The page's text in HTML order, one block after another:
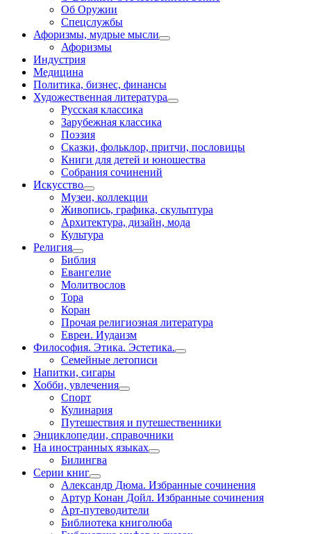
Об Оружии
Спецслужбы
Афоризмы, мудрые мысли
Афоризмы
Индустрия
Медицина
Политика, бизнес, финансы
Художественная литература
Русская классика
Зарубежная классика
Поэзия
Сказки, фольклор, притчи, пословицы
Книги для детей и юношества
Собрания сочинений
Искусство
Музеи, коллекции
Живопись, графика, скульптура
Архитектура, дизайн, мода
Культура
Религия
Библия
Евангелие
Молитвослов
Тора
Коран
Прочая религиозная литература
Евреи. Иудаизм
Философия. Этика. Эстетика.
Семейные летописи
Напитки, сигары
Хобби, увлечения
Спорт
Кулинария
Путешествия и путешественники
Энциклопедии, справочники
На иностранных языках
Билингва
Серии книг
Александр Дюма. Избранные сочинения
Артур Конан Дойл. Избранные сочинения
Арт-путеводители
Библиотека книголюба